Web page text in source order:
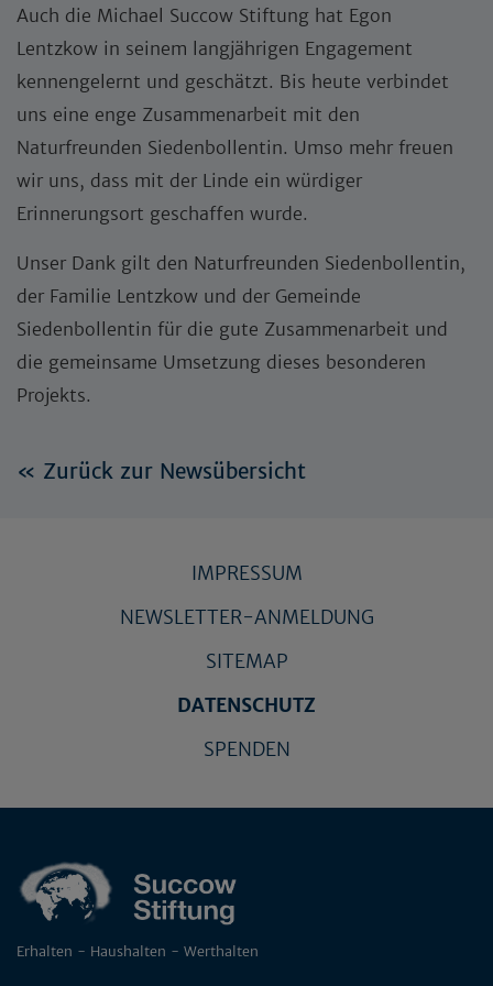
Auch die Michael Succow Stiftung hat Egon
Lentzkow in seinem langjährigen Engagement
kennengelernt und geschätzt. Bis heute verbindet
uns eine enge Zusammenarbeit mit den
Naturfreunden Siedenbollentin. Umso mehr freuen
wir uns, dass mit der Linde ein würdiger
Erinnerungsort geschaffen wurde.
Unser Dank gilt den Naturfreunden Siedenbollentin,
der Familie Lentzkow und der Gemeinde
Siedenbollentin für die gute Zusammenarbeit und
die gemeinsame Umsetzung dieses besonderen
Projekts.
« Zurück zur Newsübersicht
IMPRESSUM
NEWSLETTER-ANMELDUNG
SITEMAP
DATENSCHUTZ
SPENDEN
Erhalten - Haushalten - Werthalten